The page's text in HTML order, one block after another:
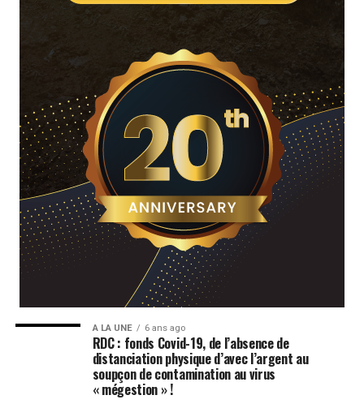
A LA UNE 6 ans ago
RDC : fonds Covid-19, de l’absence de
distanciation physique d’avec l’argent au
soupçon de contamination au virus
« mégestion » !